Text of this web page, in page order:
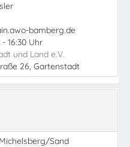
bamberg.de
16:30 Uhr
und Land e.V.
26, Gartenstadt
Sand